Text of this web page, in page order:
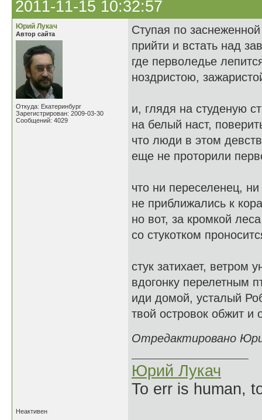
2011-11-15 10:32:57
Юрий Лукач
Автор сайта
Откуда: Екатеринбург
Зарегистрирован: 2009-03-30
Сообщений: 4029
Ступая по
прийти и встать над
где перволедье
ноздристою,
и, глядя на студеную
на белый наст,
что люди в этом
еще не проторили
что ни переселенец, ни
не приближались к
но вот, за кромкой
со стукотком
стук затихает, ветром
вдогонку перелетным
иди домой, усталый
твой островок обжит и
Отредактировано
Юрий Лукач
To err is human,
Неактивен